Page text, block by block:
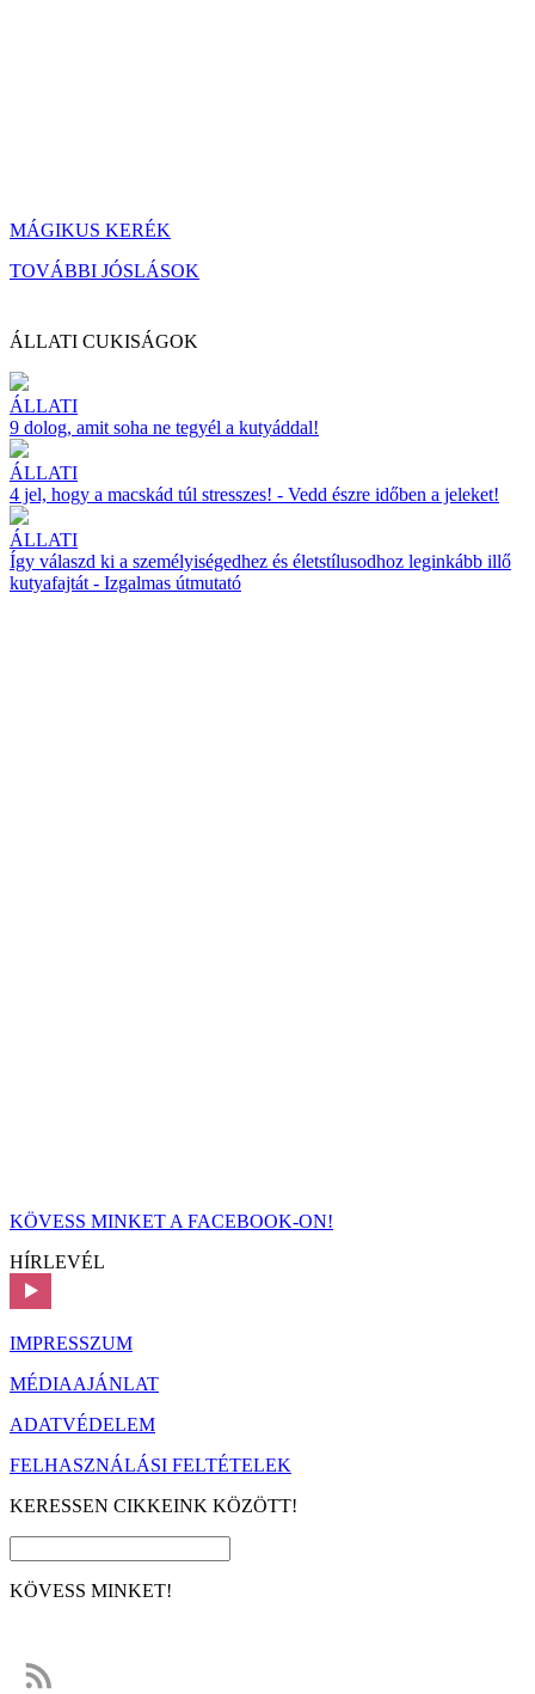
MÁGIKUS KERÉK
TOVÁBBI JÓSLÁSOK
ÁLLATI CUKISÁGOK
ÁLLATI
9 dolog, amit soha ne tegyél a kutyáddal!
ÁLLATI
4 jel, hogy a macskád túl stresszes! - Vedd észre időben a jeleket!
ÁLLATI
Így válaszd ki a személyiségedhez és életstílusodhoz leginkább illő
kutyafajtát - Izgalmas útmutató
KÖVESS MINKET A FACEBOOK-ON!
HÍRLEVÉL
IMPRESSZUM
MÉDIAAJÁNLAT
ADATVÉDELEM
FELHASZNÁLÁSI FELTÉTELEK
KERESSEN CIKKEINK KÖZÖTT!
KÖVESS MINKET!